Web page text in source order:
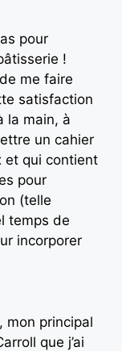
pour
!
me faire
satisfaction
la main, à
un cahier
et qui contient
pour
(telle
temps de
incorporer
mon principal
que j’ai